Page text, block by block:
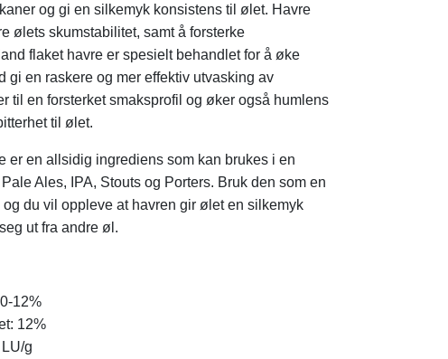
og gi en silkemyk konsistens til ølet. Havre
ølets skumstabilitet, samt å forsterke
flaket havre er spesielt behandlet for å øke
gi en raskere og mer effektiv utvasking av
til en forsterket smaksprofil og øker også humlens
til ølet.
er en allsidig ingrediens som kan brukes i en
Ales, IPA, Stouts og Porters. Bruk den som en
du vil oppleve at havren gir ølet en silkemyk
ut fra andre øl.
12%
12%
g